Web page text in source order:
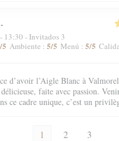
- 13:30 - Invitados 3
/5 Ambiente : 5/5 Menú : 5/5
d’avoir l’Aigle Blanc à
faite avec passion.
ce cadre unique, c’est un
1 2 3